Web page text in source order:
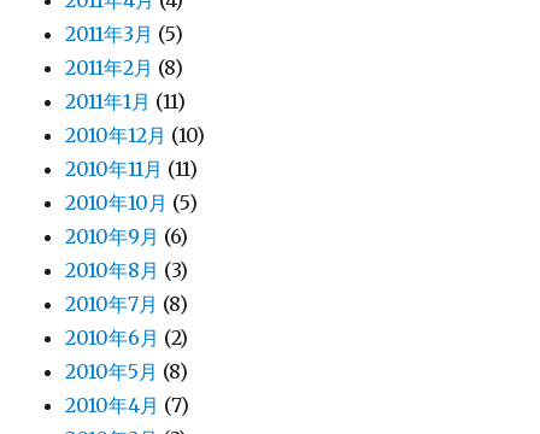
2011年3月 (5)
2011年2月 (8)
2011年1月 (11)
2010年12月 (10)
2010年11月 (11)
2010年10月 (5)
2010年9月 (6)
2010年8月 (3)
2010年7月 (8)
2010年6月 (2)
2010年5月 (8)
2010年4月 (7)